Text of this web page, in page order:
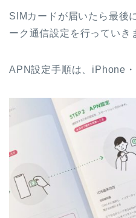
SIMカードが届いたら最後
ーク通信設定を行っていき
APN設定手順は、iPhone